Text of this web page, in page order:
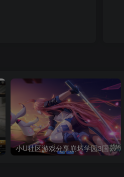
小U社区游戏分享崩坏学园3国际服（福利多）+安装配置教程